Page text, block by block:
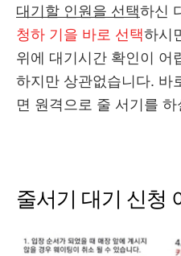
대기할 인원을 선택하신
청하 기을 바로 선택하시
위에 대기시간 확인이 어
하지만 상관없습니다. 바
면 원격으로 줄 서기를
줄서기 대기 신청